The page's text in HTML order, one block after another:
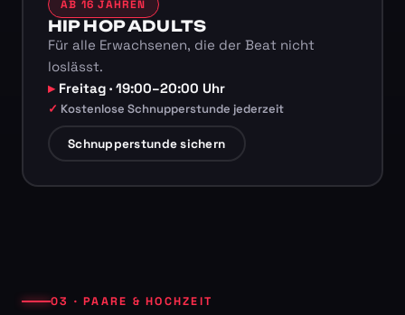
AB 16 JAHREN
HIP HOP ADULTS
Für alle Erwachsenen, die der Beat nicht
loslässt.
Freitag · 19:00–20:00 Uhr
Kostenlose Schnupperstunde jederzeit
Schnupperstunde sichern
03 · PAARE & HOCHZEIT